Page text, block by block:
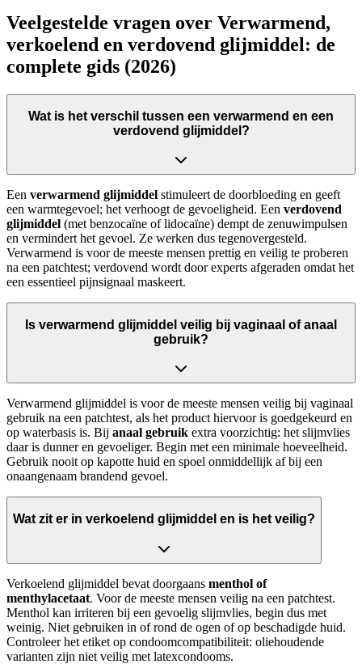
Veelgestelde vragen over Verwarmend,
verkoelend en verdovend glijmiddel: de
complete gids (2026)
Wat is het verschil tussen een verwarmend en een
verdovend glijmiddel?
Een verwarmend glijmiddel stimuleert de doorbloeding en geeft
een warmtegevoel; het verhoogt de gevoeligheid. Een verdovend
glijmiddel (met benzocaïne of lidocaïne) dempt de zenuwimpulsen
en vermindert het gevoel. Ze werken dus tegenovergesteld.
Verwarmend is voor de meeste mensen prettig en veilig te proberen
na een patchtest; verdovend wordt door experts afgeraden omdat het
een essentieel pijnsignaal maskeert.
Is verwarmend glijmiddel veilig bij vaginaal of anaal
gebruik?
Verwarmend glijmiddel is voor de meeste mensen veilig bij vaginaal
gebruik na een patchtest, als het product hiervoor is goedgekeurd en
op waterbasis is. Bij anaal gebruik extra voorzichtig: het slijmvlies
daar is dunner en gevoeliger. Begin met een minimale hoeveelheid.
Gebruik nooit op kapotte huid en spoel onmiddellijk af bij een
onaangenaam brandend gevoel.
Wat zit er in verkoelend glijmiddel en is het veilig?
Verkoelend glijmiddel bevat doorgaans menthol of
menthylacetaat. Voor de meeste mensen veilig na een patchtest.
Menthol kan irriteren bij een gevoelig slijmvlies, begin dus met
weinig. Niet gebruiken in of rond de ogen of op beschadigde huid.
Controleer het etiket op condoomcompatibiliteit: oliehoudende
varianten zijn niet veilig met latexcondooms.